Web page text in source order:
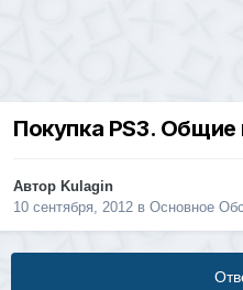
Покупка PS3.
Автор Kulagin
10 сентября, 2012 в Основное